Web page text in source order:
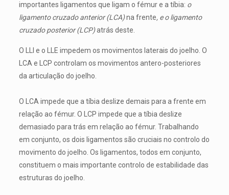
importantes ligamentos que ligam o fémur e a tíbia: o
ligamento cruzado anterior (LCA)na frente, e o ligamento
cruzado posterior (LCP)atrás deste.
O LLI e o LLE impedem os movimentos laterais do joelho. O
LCA e LCP controlam os movimentos antero-posteriores
da articulação do joelho.
O LCA impede que a tíbia deslize demais para a frente em
relação ao fémur. O LCP impede que a tíbia deslize
demasiado para trás em relação ao fémur. Trabalhando
em conjunto, os dois ligamentos são cruciais no controlo do
movimento do joelho. Os ligamentos, todos em conjunto,
constituem o mais importante controlo de estabilidade das
estruturas do joelho.